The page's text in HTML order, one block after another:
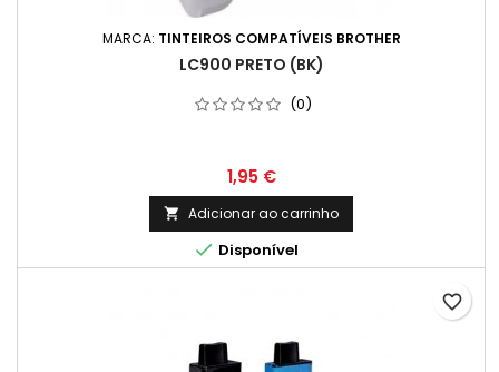
MARCA: TINTEIROS COMPATÍVEIS BROTHER
LC900 PRETO (BK)
(0)
Preço
1,95 €
 Adicionar ao carrinho
 Disponível
favorite_border